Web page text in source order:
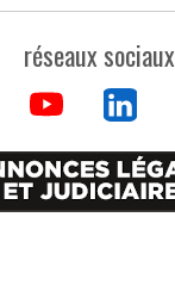
réseaux sociaux